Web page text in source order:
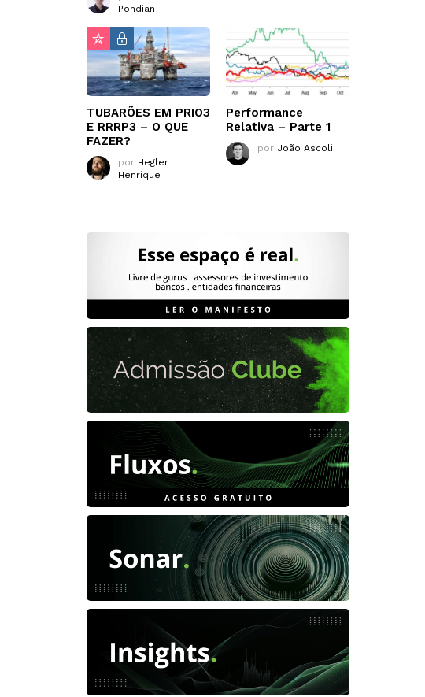
Pondian
TUBARÕES EM PRIO3
E RRRP3 – O QUE
FAZER?
por Hegler
Henrique
Performance
Relativa – Parte 1
por João Ascoli